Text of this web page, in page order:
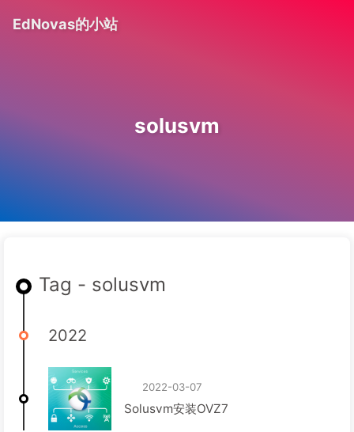
EdNovas的小站
solusvm
Tag - solusvm
2022
2022-03-07
Solusvm安装OVZ7